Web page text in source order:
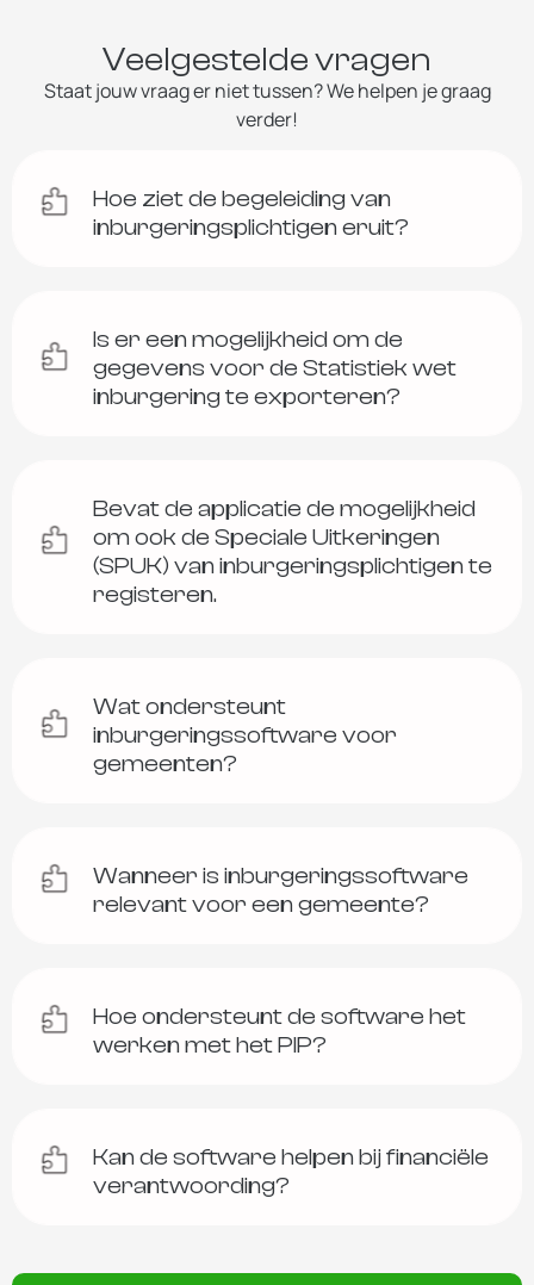
Veelgestelde vragen
Staat jouw vraag er niet tussen? We helpen je graag
verder!
Hoe ziet de begeleiding van
inburgeringsplichtigen eruit?
Is er een mogelijkheid om de
gegevens voor de Statistiek wet
inburgering te exporteren?
Bevat de applicatie de mogelijkheid
om ook de Speciale Uitkeringen
(SPUK) van inburgeringsplichtigen te
registeren.
Wat ondersteunt
inburgeringssoftware voor
gemeenten?
Wanneer is inburgeringssoftware
relevant voor een gemeente?
Hoe ondersteunt de software het
werken met het PIP?
Kan de software helpen bij financiële
verantwoording?